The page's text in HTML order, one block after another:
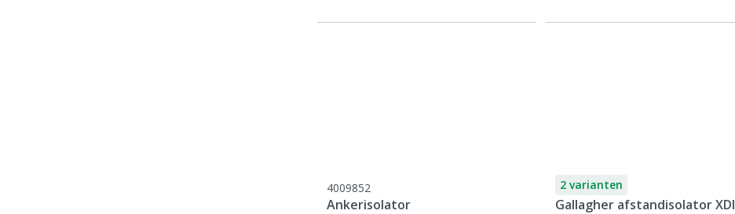
4009852
Ankerisolator
2 varianten
Gallagher afstandisolator XDI